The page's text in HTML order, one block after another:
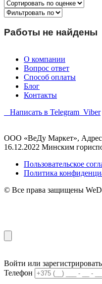
Работы не найдены
О компании
Вопрос ответ
Способ оплаты
Блог
Контакты
Написать в Telegram Viber
ООО «ВеДу Маркет», Адрес:
16.12.2022 Минским
Пользовательское
Политика
© Все права защищены
Войти или
Телефон